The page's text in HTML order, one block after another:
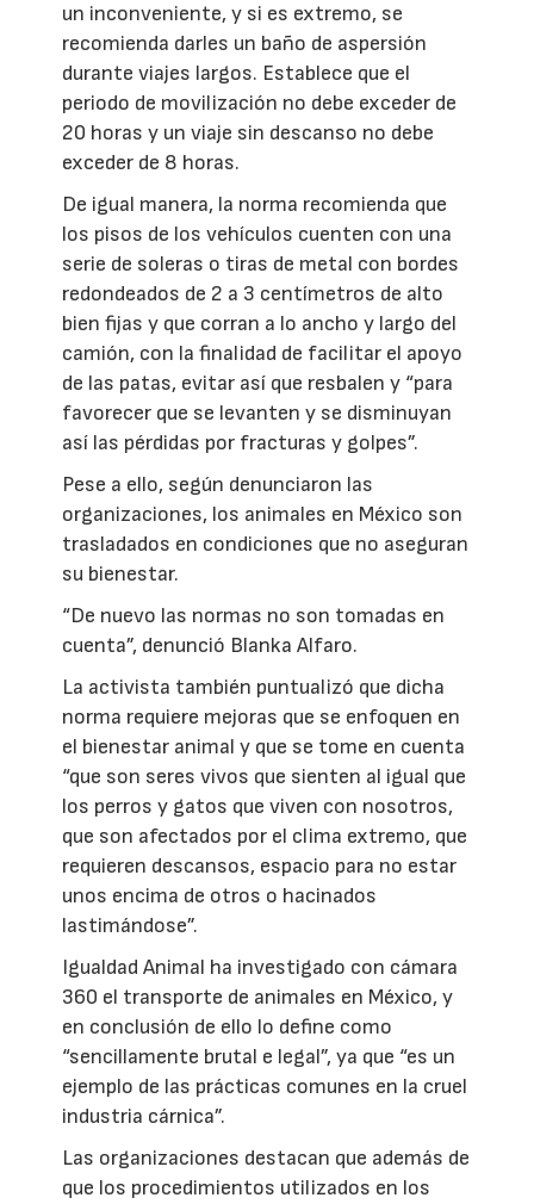
un inconveniente, y si es extremo, se
recomienda darles un baño de aspersión
durante viajes largos. Establece que el
periodo de movilización no debe exceder de
20 horas y un viaje sin descanso no debe
exceder de 8 horas.
De igual manera, la norma recomienda que
los pisos de los vehículos cuenten con una
serie de soleras o tiras de metal con bordes
redondeados de 2 a 3 centímetros de alto
bien fijas y que corran a lo ancho y largo del
camión, con la finalidad de facilitar el apoyo
de las patas, evitar así que resbalen y “para
favorecer que se levanten y se disminuyan
así las pérdidas por fracturas y golpes”.
Pese a ello, según denunciaron las
organizaciones, los animales en México son
trasladados en condiciones que no aseguran
su bienestar.
“De nuevo las normas no son tomadas en
cuenta”, denunció Blanka Alfaro.
La activista también puntualizó que dicha
norma requiere mejoras que se enfoquen en
el bienestar animal y que se tome en cuenta
“que son seres vivos que sienten al igual que
los perros y gatos que viven con nosotros,
que son afectados por el clima extremo, que
requieren descansos, espacio para no estar
unos encima de otros o hacinados
lastimándose”.
Igualdad Animal ha investigado con cámara
360 el transporte de animales en México, y
en conclusión de ello lo define como
“sencillamente brutal e legal”, ya que “es un
ejemplo de las prácticas comunes en la cruel
industria cárnica”.
Las organizaciones destacan que además de
que los procedimientos utilizados en los